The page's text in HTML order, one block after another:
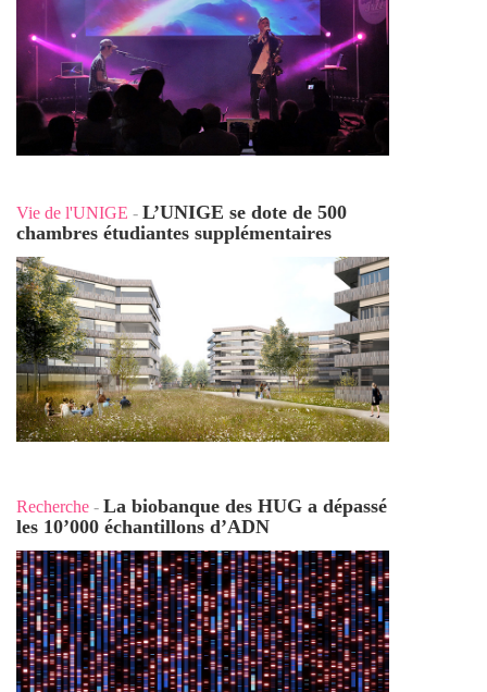
Vie de l'UNIGE - L’UNIGE se dote de 500
chambres étudiantes supplémentaires
Recherche - La biobanque des HUG a dépassé
les 10’000 échantillons d’ADN